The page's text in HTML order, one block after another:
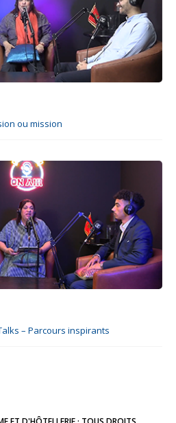
ou mission
– Parcours inspirants